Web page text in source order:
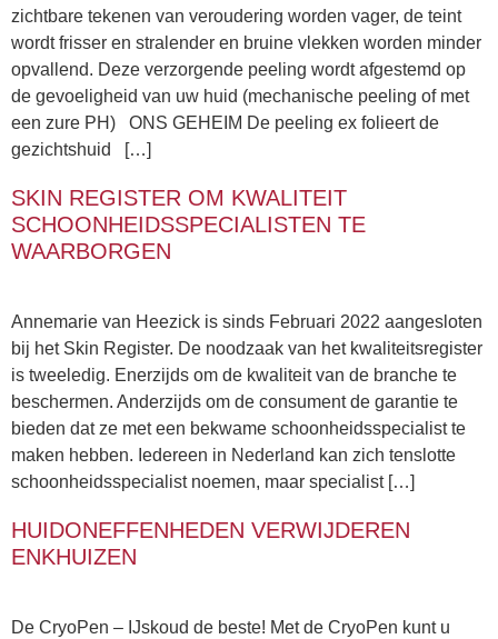
zichtbare tekenen van veroudering worden vager, de teint
wordt frisser en stralender en bruine vlekken worden minder
opvallend. Deze verzorgende peeling wordt afgestemd op
de gevoeligheid van uw huid (mechanische peeling of met
een zure PH) ONS GEHEIM De peeling ex folieert de
gezichtshuid […]
SKIN REGISTER OM KWALITEIT
SCHOONHEIDSSPECIALISTEN TE
WAARBORGEN
Annemarie van Heezick is sinds Februari 2022 aangesloten
bij het Skin Register. De noodzaak van het kwaliteitsregister
is tweeledig. Enerzijds om de kwaliteit van de branche te
beschermen. Anderzijds om de consument de garantie te
bieden dat ze met een bekwame schoonheidsspecialist te
maken hebben. Iedereen in Nederland kan zich tenslotte
schoonheidsspecialist noemen, maar specialist […]
HUIDONEFFENHEDEN VERWIJDEREN
ENKHUIZEN
De CryoPen – IJskoud de beste! Met de CryoPen kunt u